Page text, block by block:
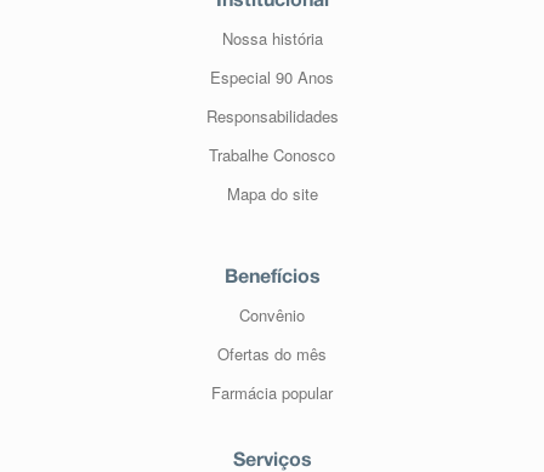
Nossa história
Especial 90 Anos
Responsabilidades
Trabalhe Conosco
Mapa do site
Benefícios
Convênio
Ofertas do mês
Farmácia popular
Serviços